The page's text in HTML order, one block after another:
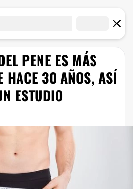
PENE ES MÁS
HACE 30 AÑOS, ASÍ
ESTUDIO